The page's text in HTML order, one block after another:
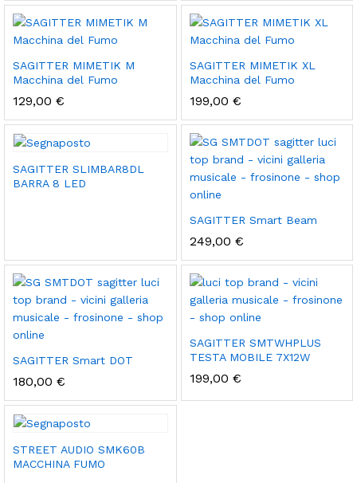
SAGITTER MIMETIK M
Macchina del Fumo
129,00 €
SAGITTER MIMETIK XL
Macchina del Fumo
199,00 €
SAGITTER SLIMBAR8DL
BARRA 8 LED
SAGITTER Smart Beam
249,00 €
SAGITTER Smart DOT
180,00 €
SAGITTER SMTWHPLUS
TESTA MOBILE 7X12W
199,00 €
STREET AUDIO SMK60B
MACCHINA FUMO